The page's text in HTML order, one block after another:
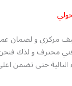
مركزي و لضمان
محترف و لذك
حتى تضمن